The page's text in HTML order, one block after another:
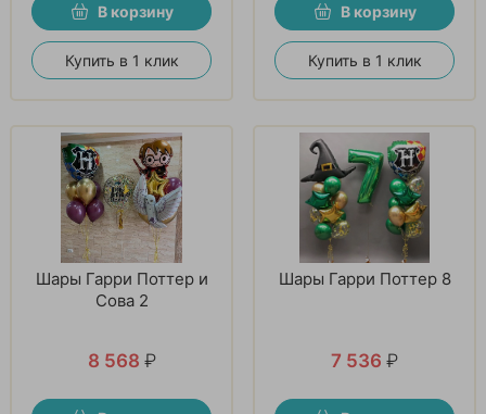
В корзину
Купить в 1 клик
В корзину
Купить в 1 клик
Шары Гарри Поттер и
Сова 2
8 568 ₽
Шары Гарри Поттер 8
7 536 ₽